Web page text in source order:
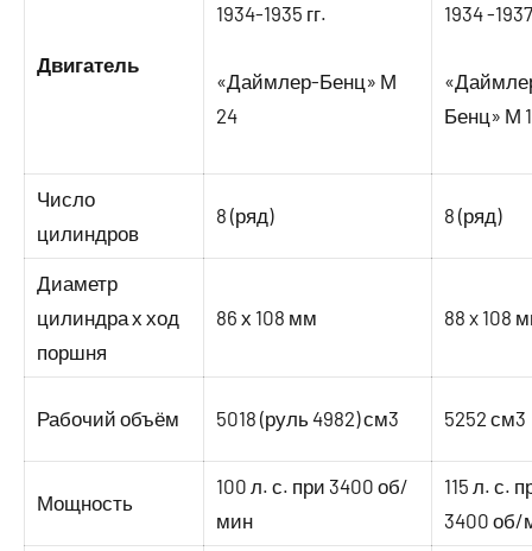
Двигатель
1934-1935 гг.
«Даймлер-Бенц» М
24
1934 -
Бенц» М
Число
цилиндров
8 (ряд) 8 (ряд)
Диаметр
цилиндра х ход
поршня
86 х 108 мм 88 x 108
Рабочий объём 5018 (руль 4982) см3 5252 см3
Мощность
100 л. с. при 3400 об/
мин
115 л. с.
3400 об/